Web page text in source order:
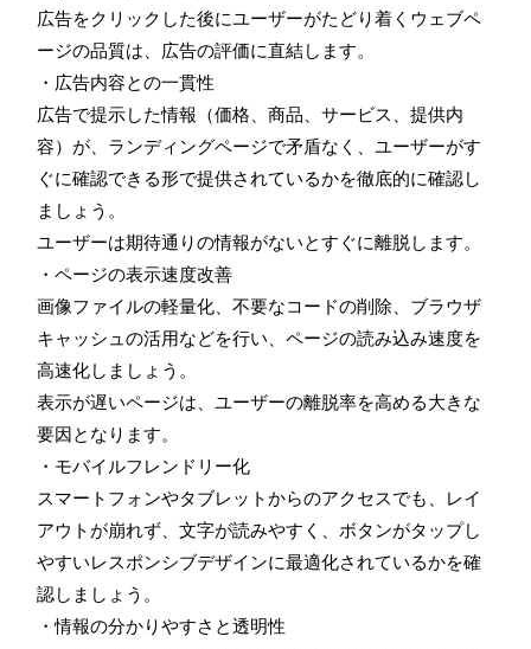
広告をクリックした後にユーザーがたどり着くウェブペ
ージの品質は、広告の評価に直結します。
・広告内容との一貫性
広告で提示した情報（価格、商品、サービス、提供内
容）が、ランディングページで矛盾なく、ユーザーがす
ぐに確認できる形で提供されているかを徹底的に確認し
ましょう。
ユーザーは期待通りの情報がないとすぐに離脱します。
・ページの表示速度改善
画像ファイルの軽量化、不要なコードの削除、ブラウザ
キャッシュの活用などを行い、ページの読み込み速度を
高速化しましょう。
表示が遅いページは、ユーザーの離脱率を高める大きな
要因となります。
・モバイルフレンドリー化
スマートフォンやタブレットからのアクセスでも、レイ
アウトが崩れず、文字が読みやすく、ボタンがタップし
やすいレスポンシブデザインに最適化されているかを確
認しましょう。
・情報の分かりやすさと透明性